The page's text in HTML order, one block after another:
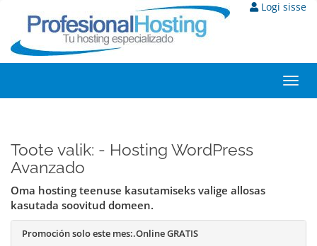
Logi sisse
Toote valik: - Hosting WordPress
Avanzado
Oma hosting teenuse kasutamiseks valige allosas
kasutada soovitud domeen.
Promoción solo este mes:.Online GRATIS